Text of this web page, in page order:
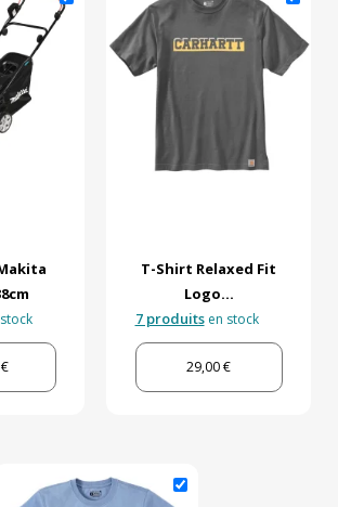
T-Shirt Relaxed Fit
Logo...
7 produitsen stock
29,00 €